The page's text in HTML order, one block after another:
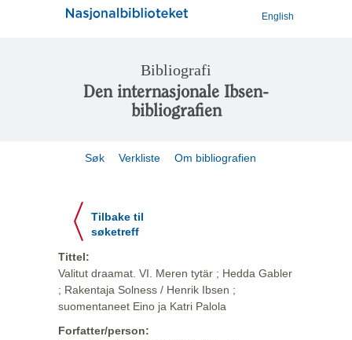
English
Bibliografi
Den internasjonale Ibsen-
bibliografien
Søk Verkliste Om bibliografien
Tilbake til
søketreff
Tittel:
Valitut draamat. VI. Meren tytär ; Hedda Gabler
; Rakentaja Solness / Henrik Ibsen ;
suomentaneet Eino ja Katri Palola
Forfatter/person: